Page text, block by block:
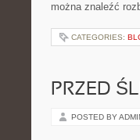
można znaleźć
CATEGORIES:
PRZED
POSTED BY